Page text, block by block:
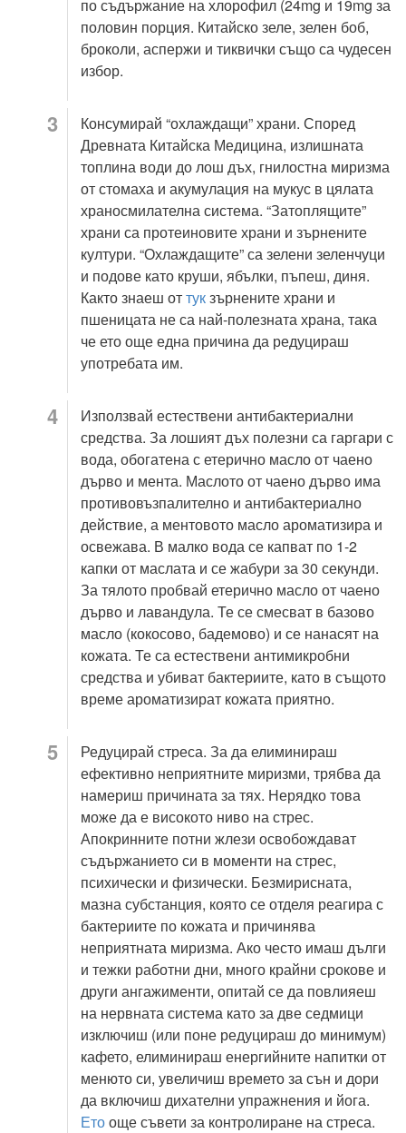
по съдържание на хлорофил (24mg и 19mg за
половин порция. Китайско зеле, зелен боб,
броколи, аспержи и тиквички също са чудесен
избор.
Консумирай “охлаждащи” храни. Според
Древната Китайска Медицина, излишната
топлина води до лош дъх, гнилостна миризма
от стомаха и акумулация на мукус в цялата
храносмилателна система. “Затоплящите”
храни са протеиновите храни и зърнените
култури. “Охлаждащите” са зелени зеленчуци
и подове като круши, ябълки, пъпеш, диня.
Както знаеш оттукзърнените храни и
пшеницата не са най-полезната храна, така
че ето още една причина да редуцираш
употребата им.
Използвай естествени антибактериални
средства. За лошият дъх полезни са гаргари с
вода, обогатена с етерично масло от чаено
дърво и мента. Маслото от чаено дърво има
противовъзпалително и антибактериално
действие, а ментовото масло ароматизира и
освежава. В малко вода се капват по 1-2
капки от маслата и се жабури за 30 секунди.
За тялото пробвай етерично масло от чаено
дърво и лавандула. Те се смесват в базово
масло (кокосово, бадемово) и се нанасят на
кожата. Те са естествени антимикробни
средства и убиват бактериите, като в същото
време ароматизират кожата приятно.
Редуцирай стреса. За да елиминираш
ефективно неприятните миризми, трябва да
намериш причината за тях. Нерядко това
може да е високото ниво на стрес.
Апокринните потни жлези освобождават
съдържанието си в моменти на стрес,
психически и физически. Безмирисната,
мазна субстанция, която се отделя реагира с
бактериите по кожата и причинява
неприятната миризма. Ако често имаш дълги
и тежки работни дни, много крайни срокове и
други ангажименти, опитай се да повлияеш
на нервната система като за две седмици
изключиш (или поне редуцираш до минимум)
кафето, елиминираш енергийните напитки от
менюто си, увеличиш времето за сън и дори
да включиш дихателни упражнения и йога.
Етооще съвети за контролиране на стреса.